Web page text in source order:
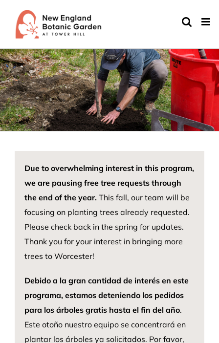
content
Due to overwhelming interest in this program,
we are pausing free tree requests through
the end of the year. This fall, our team will be
focusing on planting trees already requested.
Please check back in the spring for updates.
Thank you for your interest in bringing more
trees to Worcester!
Debido a la gran cantidad de interés en este
programa, estamos deteniendo los pedidos
para los árboles gratis hasta el fin del año.
Este otoño nuestro equipo se concentrará en
plantar los árboles ya solicitados. Por favor,